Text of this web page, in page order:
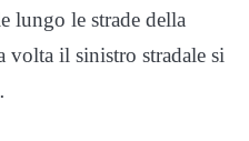
lungo le strade della
volta il sinistro stradale si